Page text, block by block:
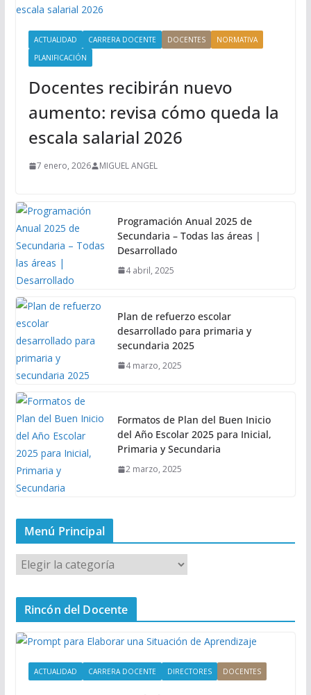
ACTUALIDAD CARRERA DOCENTE DOCENTES
NORMATIVA
PLANIFICACIÓN
Docentes recibirán nuevo
aumento: revisa cómo queda la
escala salarial 2026
7 enero, 2026 MIGUEL ANGEL
Programación Anual 2025 de
Secundaria – Todas las áreas |
Desarrollado
4 abril, 2025
Plan de refuerzo escolar
desarrollado para primaria y
secundaria 2025
4 marzo, 2025
Formatos de Plan del Buen Inicio
del Año Escolar 2025 para Inicial,
Primaria y Secundaria
2 marzo, 2025
Menú Principal
M
e
n
P
Rincón del Docente
ACTUALIDAD CARRERA DOCENTE DIRECTORES DOCENTES